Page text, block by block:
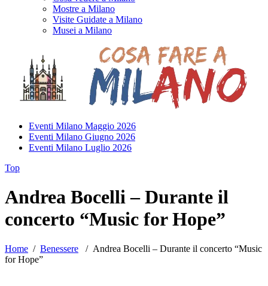
Mostre a Milano
Visite Guidate a Milano
Musei a Milano
Eventi Milano Maggio 2026
Eventi Milano Giugno 2026
Eventi Milano Luglio 2026
Top
Andrea Bocelli – Durante il
concerto “Music for Hope”
Home / Benessere / Andrea Bocelli – Durante il concerto “Music
for Hope”